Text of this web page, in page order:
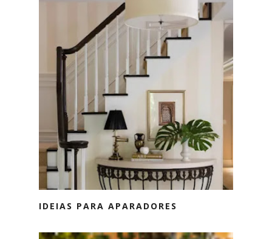
IDEIAS PARA APARADORES